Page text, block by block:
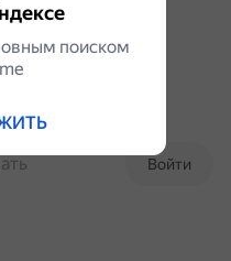
Войти
поиском